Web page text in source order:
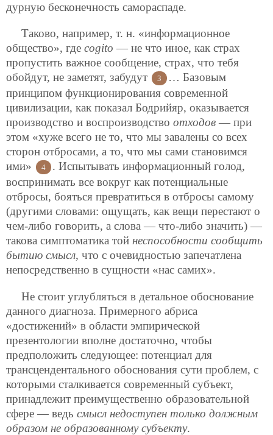
дурную бесконечность самораспаде.
Таково, например, т. н. «информационное
общество», где cogito — не что иное, как страх
пропустить важное сообщение, страх, что тебя
обойдут, не заметят, забудут
3
… Базовым
принципом функционирования современной
цивилизации, как показал Бодрийяр, оказывается
производство и воспроизводство отходов — при
этом «хуже всего не то, что мы завалены со всех
сторон отбросами, а то, что мы сами становимся
ими»
4 . Испытывать информационный голод,
воспринимать все вокруг как потенциальные
отбросы, бояться превратиться в отбросы самому
(другими словами: ощущать, как вещи перестают о
чем-либо говорить, а слова — что-либо значить) —
такова симптоматика той неспособности сообщить
бытию смысл, что с очевидностью запечатлена
непосредственно в сущности «нас самих».
Не стоит углубляться в детальное обоснование
данного диагноза. Примерного абриса
«достижений» в области эмпирической
презентологии вполне достаточно, чтобы
предположить следующее: потенциал для
трансцендентального обоснования сути проблем, с
которыми сталкивается современный субъект,
принадлежит преимущественно образовательной
сфере — ведь смысл недоступен только должным
образом не образованному субъекту.